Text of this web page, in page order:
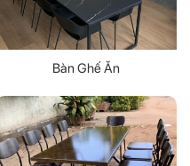
Bàn Ghế Ăn